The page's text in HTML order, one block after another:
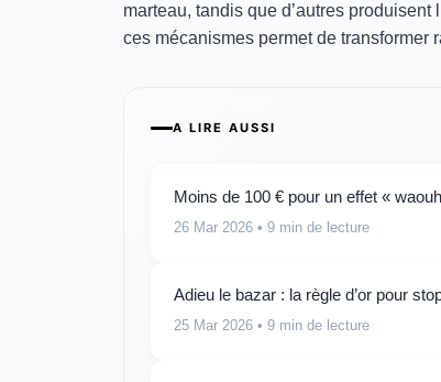
marteau, tandis que d’autres
ces mécanismes permet de transformer
A LIRE AUSSI
Moins de 100 € pour un effet «
26 Mar 2026 • 9 min de lecture
Adieu le bazar : la règle d’or pour
25 Mar 2026 • 9 min de lecture